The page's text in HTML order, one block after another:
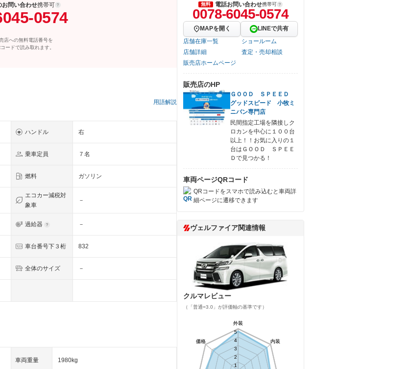
お問い合わせ携帯可
0574
店への無料電話番号を
ードで読み取れます。
用語解説
ハンドル 右
乗車定員 ７名
燃料 ガソリン
エコカー減税対
象車
－
過給器 －
車台番号下３桁 832
全体のサイズ －
車両重量 1980kg
無料 電話お問い合わせ携帯可
0078-6045-0574
MAPを開く
LINEで共有
店舗在庫一覧
ショールーム
店舗詳細
査定・売却相談
販売店ホームページ
販売店のHP
ＧＯＯＤ ＳＰＥＥＤ
グッドスピード 小牧ミ
ニバン専門店
民間指定工場を隣接しク
ロカンを中心に１００台
以上！！お気に入りの１
台はＧＯＯＤ ＳＰＥＥ
Ｄで見つかる！
車両ページQRコード
QRコードをスマホで読み込むと車両詳
細ページに遷移できます
ヴェルファイア関連情報
クルマレビュー
（「普通=3.0」が評価軸の基準です）
外装
内装
価格
1
2
3
4
5
外装
内装
価格
1
2
3
4
5